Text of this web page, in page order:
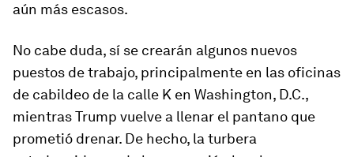
aún más escasos.
No cabe duda, sí se crearán algunos nuevos
puestos de trabajo, principalmente en las oficinas
de cabildeo de la calle K en Washington, D.C.,
mientras Trump vuelve a llenar el pantano que
prometió drenar. De hecho, la turbera